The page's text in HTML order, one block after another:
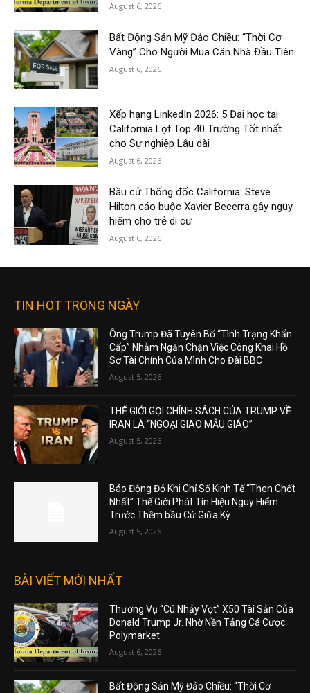
August 6, 2026
Bất Động Sản Mỹ Đảo Chiều: “Thời Cơ
Vàng” Cho Người Mua Căn Nhà Đầu Tiên
August 6, 2026
Xếp hạng LinkedIn 2026: 5 Đại học tại
California Lọt Top 40 Trường Tốt nhất
cho Sự nghiệp Lâu dài
August 6, 2026
Bầu cử Thống đốc California: Steve
Hilton cáo buộc Xavier Becerra gây nguy
hiểm cho trẻ di cư
August 6, 2026
TIN HOT TRONG NGÀY
Ông Trump Đã Tuyên Bố “Tình Trạng Khẩn
Cấp” Nhằm Ngăn Chặn Việc Công Khai Hồ
Sơ Tài Chính Của Mình Cho Đài BBC
August 5, 2026
THẾ GIỚI GỌI CHÍNH SÁCH CỦA TRUMP VỀ
IRAN LÀ “NGOẠI GIAO MẪU GIÁO”
August 5, 2026
Báo Động Đỏ Khi Chỉ Số Kinh Tế “Then Chốt
Nhất” Thế Giới Phát Tín Hiệu Nguy Hiểm
Trước Thềm bầu Cử Giữa Kỳ
August 5, 2026
BÀI VIẾT MỚI NHẤT
Thương Vụ “Cú Nhảy Vọt” X50 Tài Sản Của
Donald Trump Jr. Nhờ Nền Tảng Cá Cược
Polymarket
August 6, 2026
Bất Động Sản Mỹ Đảo Chiều: “Thời Cơ